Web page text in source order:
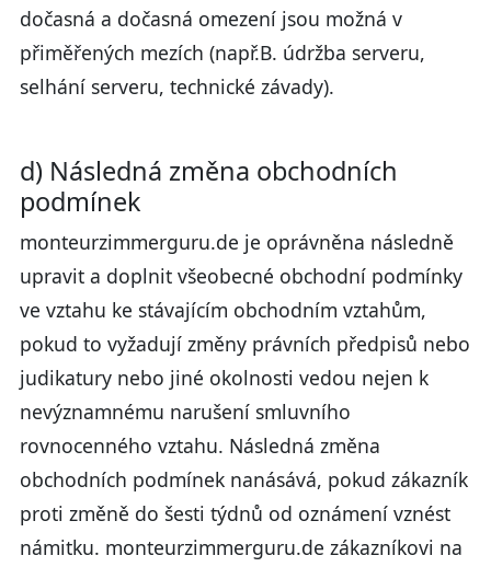
dočasná a dočasná omezení jsou možná v
přiměřených mezích (např.B. údržba serveru,
selhání serveru, technické závady).
d) Následná změna obchodních
podmínek
monteurzimmerguru.de je oprávněna následně
upravit a doplnit všeobecné obchodní podmínky
ve vztahu ke stávajícím obchodním vztahům,
pokud to vyžadují změny právních předpisů nebo
judikatury nebo jiné okolnosti vedou nejen k
nevýznamnému narušení smluvního
rovnocenného vztahu. Následná změna
obchodních podmínek nanásává, pokud zákazník
proti změně do šesti týdnů od oznámení vznést
námitku. monteurzimmerguru.de zákazníkovi na